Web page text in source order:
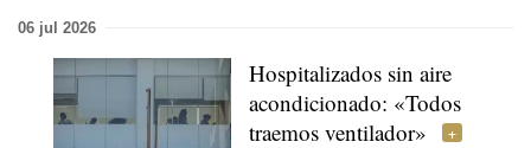
06 jul 2026
Hospitalizados sin aire
acondicionado: «Todos
traemos ventilador»